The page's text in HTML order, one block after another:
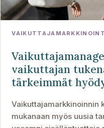
vaikuttajan
tärkeimmät
Vaikuttajamarkkinoinnin
mukanaan myös uusia